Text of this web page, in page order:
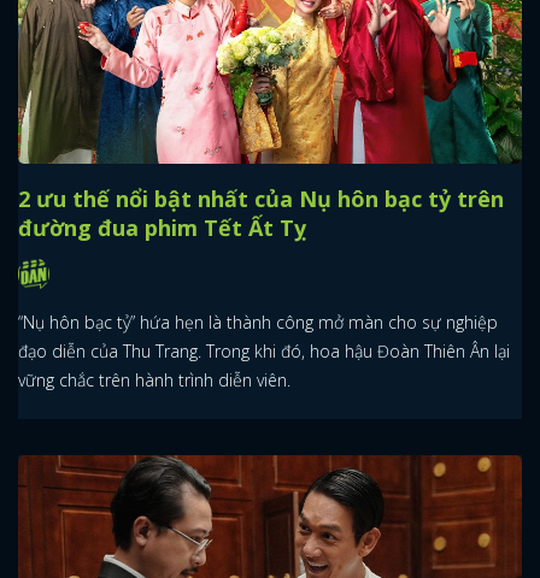
2 ưu thế nổi bật nhất của Nụ hôn bạc tỷ trên
đường đua phim Tết Ất Tỵ
“Nụ hôn bạc tỷ” hứa hẹn là thành công mở màn cho sự nghiệp
đạo diễn của Thu Trang. Trong khi đó, hoa hậu Đoàn Thiên Ân lại
vững chắc trên hành trình diễn viên.